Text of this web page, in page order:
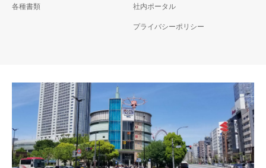
各種書類
社内ポータル
プライバシーポリシー